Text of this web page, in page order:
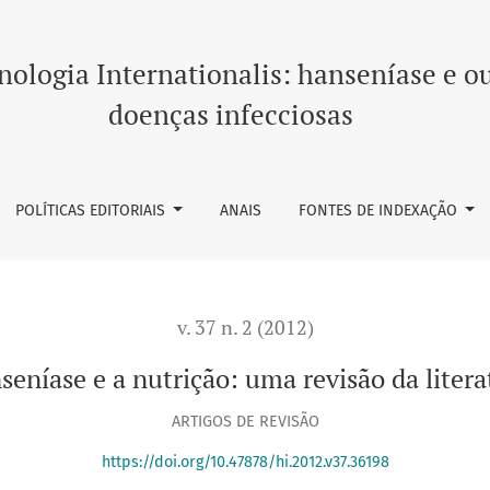
Internationalis: hanseníase e
doenças infecciosas
POLÍTICAS EDITORIAIS ANAIS FONTES DE INDEXAÇÃO
v. 37 n. 2 (2012)
e a nutrição: uma revisão da
ARTIGOS DE REVISÃO
https://doi.org/10.47878/hi.2012.v37.36198